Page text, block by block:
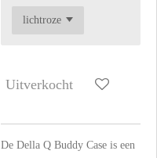
Uitverkocht
De Della Q Buddy Case is een